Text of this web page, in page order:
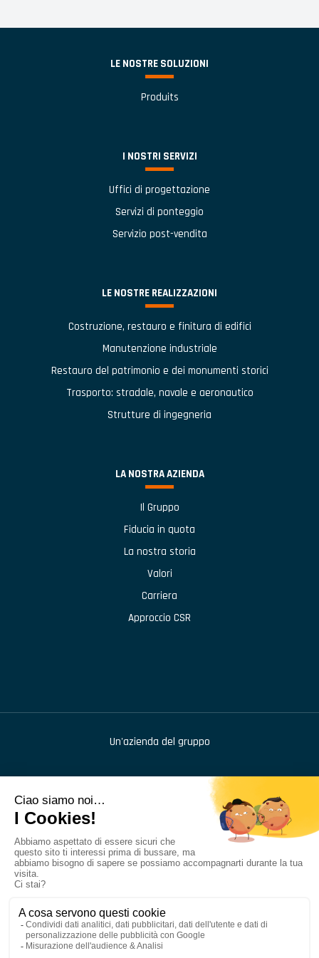
LE NOSTRE SOLUZIONI
Produits
I NOSTRI SERVIZI
Uffici di progettazione
Servizi di ponteggio
Servizio post-vendita
LE NOSTRE REALIZZAZIONI
Costruzione, restauro e finitura di edifici
Manutenzione industriale
Restauro del patrimonio e dei monumenti storici
Trasporto: stradale, navale e aeronautico
Strutture di ingegneria
LA NOSTRA AZIENDA
Il Gruppo
Fiducia in quota
La nostra storia
Valori
Carriera
Approccio CSR
Un'azienda del gruppo
976 route de Saint Bernard,BP 414 01604 Trévoux
+33 (1) 48 46 68 42
Tubesca-Comabi© - Tutti i diritti riservati
Condizioni generali di utilizzo